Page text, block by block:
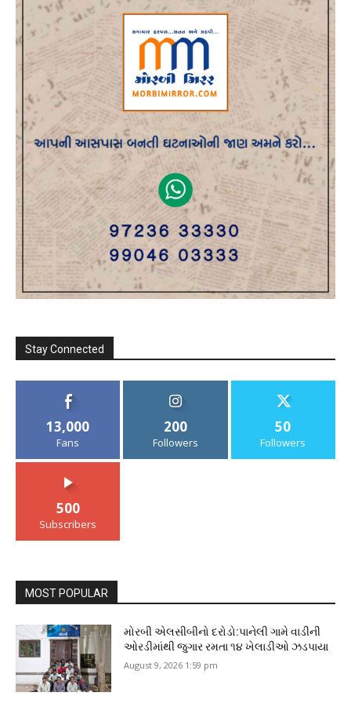
Stay Connected
13,000
Fans
200
Followers
50
Followers
500
Subscribers
MOST POPULAR
મોરબી એલસીબીનો દરોડો:પાનેલી ગામે વાડીની
ઓરડીમાંથી જુગાર રમતા ૧૪ ખેલાડીઓ ઝડપાયા
August 9, 2026 1:59 pm